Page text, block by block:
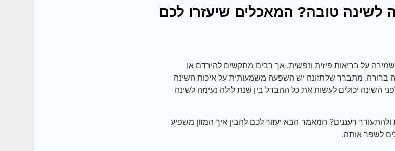
לשינה טובה? המאכלים שיעזרו לכם
על בריאות פיזית ונפשית, אך רבים מתקשים להירדם או
ברורה. מתברר שלתזונה יש השפעה משמעותית על איכות השינה
השינה יכולים לעשות את כל ההבדל בין שנת לילה נעימה לשינה
רעננים? המאמר הבא יעזור לכם להבין איך המזון משפיע
לשפר אותה.